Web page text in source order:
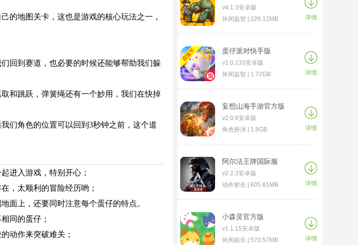
的地图关卡，这也是游戏的核心玩法之一，
回到赛道，也必要的时候还能够帮助我们躲
和跳跃，弹簧绳还有一个妙用，我们在快掉
们角色的位置可以回到3秒钟之前，这个道
进入游戏，特别开心；
，太顺利的冒险经历哟；
面上，还要同时注意每个蛋仔的特点。
同的蛋仔；
动作来突破难关；
v4.1.3安卓版
休闲益智 | 226.12MB
详情
蛋仔派对快手版
v1.0.133安卓版
休闲益智 | 1.72GB
详情
妄想山海手游官方版
v2.0.8安卓版
角色扮演 | 1.8GB
详情
阿尔法王牌国际服
v2.2.3安卓版
动作射击 | 605.61MB
详情
小森灵官方版
v1.1.15安卓版
休闲娱乐 | 570.57MB
详情